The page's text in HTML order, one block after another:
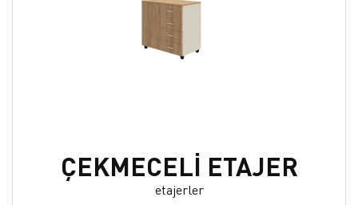
ÇEKMECELİ ETAJER
etajerler